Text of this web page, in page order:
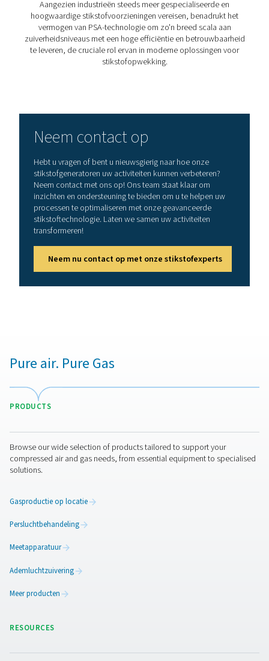
Het Pressure Swing Adsorption (PSA)-proces is
stikstof te produceren door middel van een reeks
gecontroleerde stappen. Dit gedetailleerde proces
de continue productie van zeer zuivere stikstof,
1. Adsorptie
De reis begint wanneer perslucht in een van de
PSA-systeem wordt gevoerd. Hierbij speelt de
koolstofmoleculaire zeef (CMS) een cruciale rol door
kooldioxide en vocht uit de lucht te
Stikstofmoleculen worden vanwege hun grotere
vergelijking met de CMS-poriën niet geadsorbeerd en
dus verder uit het vat. Deze selectieve adsorptie zorgt
alleen stikstof van de gewenste zuiverheid wordt
2. Drukcompensatie
Een belangrijke stap voorafgaand aan de regeneratie
CMS is de drukvereffening. Hierbij wordt de druk in
waardoor de efficiëntie van het systeem wordt
ingesteld voor regeneratie, waardoor het CMS de
geadsorbeerde gassen kan vrijgeven. Deze gassen
de atmosfeer afgevoerd of verzameld voor
stikstofproductieronde, waardoor de levensduur en
omschakelen van de persluchtstroom naar het
adsorptiefase heeft voltooid met zijn eigen
garandeert een ononderbroken toevoer van stikstof,
activiteiten. Door middel van deze fasen is het